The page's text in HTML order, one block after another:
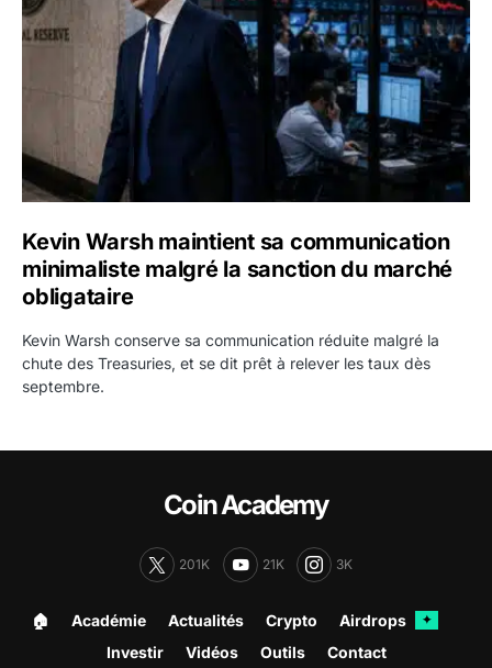
Kevin Warsh maintient sa communication
minimaliste malgré la sanction du marché
obligataire
Kevin Warsh conserve sa communication réduite malgré la
chute des Treasuries, et se dit prêt à relever les taux dès
septembre.
Coin Academy
201K 21K 3K
🏠︎ Académie Actualités Crypto Airdrops ✦
Investir Vidéos Outils Contact